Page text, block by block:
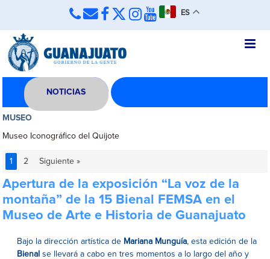
ES
NOTICIAS
MUSEO
Museo Iconográfico del Quijote
1 2 Siguiente »
Apertura de la exposición “La voz de la
montaña” de la 15 Bienal FEMSA en el
Museo de Arte e Historia de Guanajuato
Bajo la dirección artística de Mariana Munguía, esta edición de la
Bienal se llevará a cabo en tres momentos a lo largo del año y